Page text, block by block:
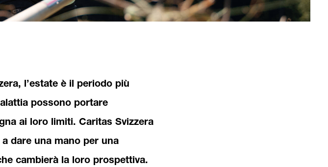
l’estate è il periodo più
possono portare
ai loro limiti. Caritas Svizzera
dare una mano per una
cambierà la loro prospettiva.